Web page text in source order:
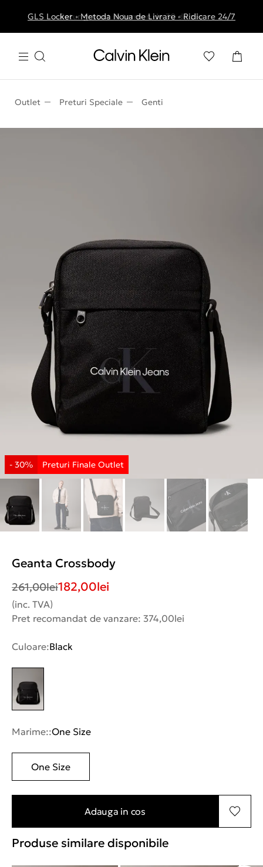
Livrare gratuita la comenzile de peste 250 RON
GLS Locker - Metoda Noua de Livrare - Ridicare 24/7
Retur gratuit in termen de 30 de zile
Outlet Preturi Speciale Genti
Geanta Crossbody
261,00lei182,00lei
(inc. TVA)
Pret recomandat de vanzare: 374,00lei
Culoare:Black
Marime::One Size
One Size
Adauga in cos
Produse similare disponibile